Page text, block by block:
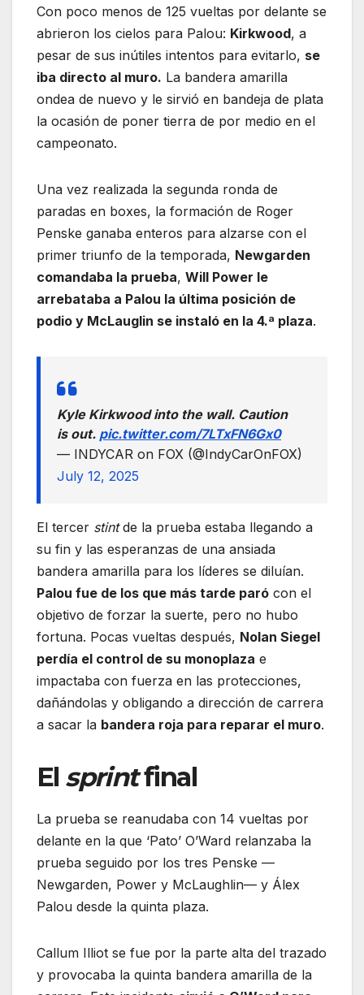
Con poco menos de 125 vueltas por delante se
abrieron los cielos para Palou: Kirkwood, a
pesar de sus inútiles intentos para evitarlo, se
iba directo al muro. La bandera amarilla
ondea de nuevo y le sirvió en bandeja de plata
la ocasión de poner tierra de por medio en el
campeonato.
Una vez realizada la segunda ronda de
paradas en boxes, la formación de Roger
Penske ganaba enteros para alzarse con el
primer triunfo de la temporada, Newgarden
comandaba la prueba, Will Power le
arrebataba a Palou la última posición de
podio y McLauglin se instaló en la 4.ª plaza.
Kyle Kirkwood into the wall. Caution
is out. pic.twitter.com/7LTxFN6Gx0
— INDYCAR on FOX (@IndyCarOnFOX)
July 12, 2025
El tercer stintde la prueba estaba llegando a
su fin y las esperanzas de una ansiada
bandera amarilla para los líderes se diluían.
Palou fue de los que más tarde paró con el
objetivo de forzar la suerte, pero no hubo
fortuna. Pocas vueltas después, Nolan Siegel
perdía el control de su monoplaza e
impactaba con fuerza en las protecciones,
dañándolas y obligando a dirección de carrera
a sacar la bandera roja para reparar el muro.
El sprintfinal
La prueba se reanudaba con 14 vueltas por
delante en la que ‘Pato’ O’Ward relanzaba la
prueba seguido por los tres Penske —
Newgarden, Power y McLaughlin— y Álex
Palou desde la quinta plaza.
Callum Illiot se fue por la parte alta del trazado
y provocaba la quinta bandera amarilla de la